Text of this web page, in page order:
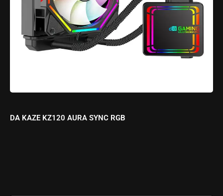
DA KAZE KZ120 AURA SYNC RGB